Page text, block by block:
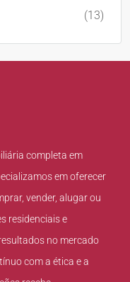
(13)
completa em
em oferecer
vender, alugar ou
residenciais e
no mercado
com a ética e a